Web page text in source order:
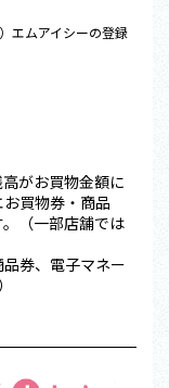
エムアイシーの登録
がお買物金額に
買物券・商品
（一部店舗では
品券、電子マネー